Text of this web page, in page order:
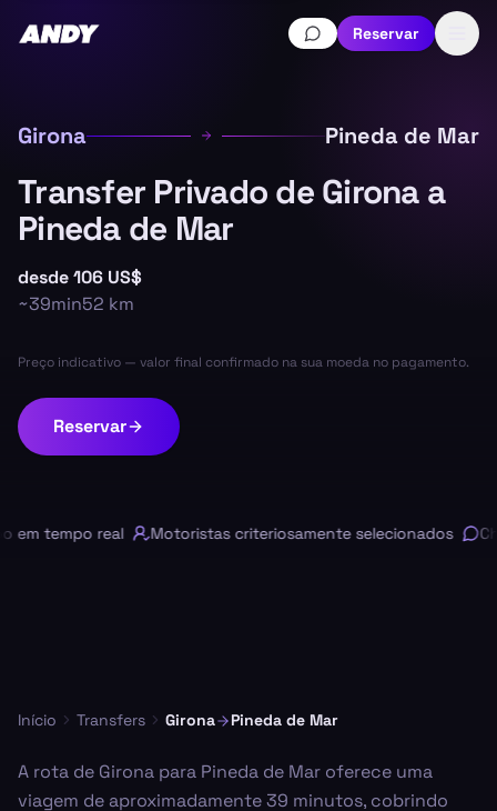
Reservar
Girona Pineda de Mar
Transfer Privado de Girona a
Pineda de Mar
desde106 US$
~39min52 km
Preço indicativo — valor final confirmado na sua moeda no pagamento.
Reservar
tempo real Motoristas criteriosamente selecionados
Início Transfers Girona Pineda de Mar
A rota de Girona para Pineda de Mar oferece uma
viagem de aproximadamente 39 minutos, cobrindo